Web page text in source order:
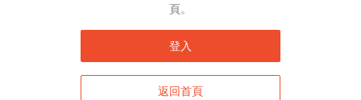
頁。
登入
返回首頁